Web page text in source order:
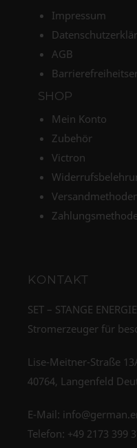
Impressum
AGB
SHOP
Mein Konto
Zubehör
Victron
KONTAKT
SET – STANGE
Stromerzeuger für
Lise-Meitner-Straße
40764, Langenfeld
E-Mail:
Telefon: +49 2173 399